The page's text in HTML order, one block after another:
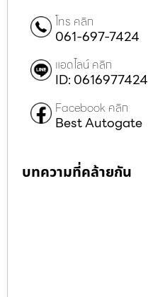
โทร คลิก
061-697-7424
แอดไลน์ คลิก
ID: 0616977424
Facebook คลิก
Best Autogate
บทความที่คล้ายกัน